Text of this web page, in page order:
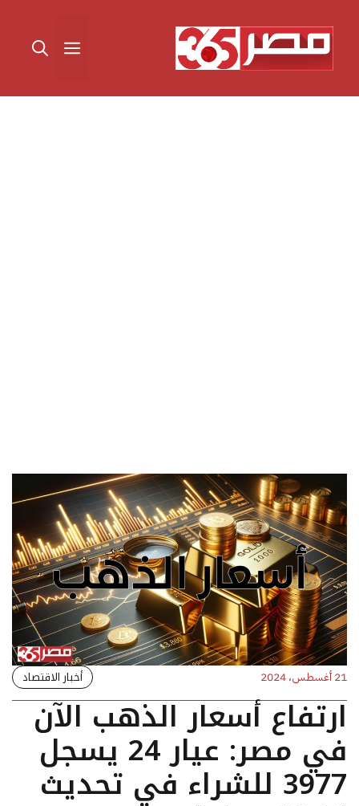
المحتوى القائمة
21 أغسطس، 2024 أخبار الاقتصاد
ارتفاع أسعار الذهب الآن
في مصر: عيار 24 يسجل
3977 للشراء في تحديث